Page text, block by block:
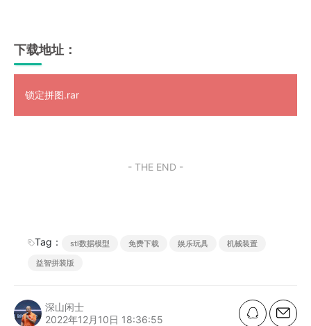
下载地址：
锁定拼图.rar
- THE END -
Tag： stl数据模型 免费下载 娱乐玩具
机械装置
益智拼装版
深山闲士
2022年12月10日 18:36:55